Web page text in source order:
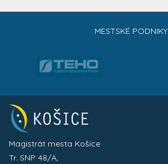
MESTSKÉ PODNIKY
Magistrát mesta Košice
Tr. SNP 48/A,